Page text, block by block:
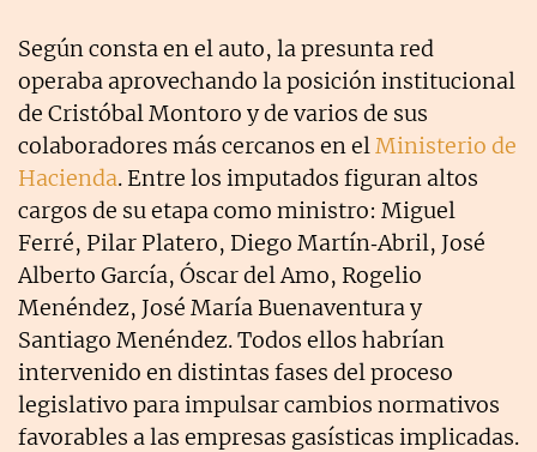
Según consta en el auto, la presunta red
operaba aprovechando la posición institucional
de Cristóbal Montoro y de varios de sus
colaboradores más cercanos en elMinisterio de
Hacienda. Entre los imputados figuran altos
cargos de su etapa como ministro: Miguel
Ferré, Pilar Platero, Diego Martín‑Abril, José
Alberto García, Óscar del Amo, Rogelio
Menéndez, José María Buenaventura y
Santiago Menéndez. Todos ellos habrían
intervenido en distintas fases del proceso
legislativo para impulsar cambios normativos
favorables a las empresas gasísticas implicadas.